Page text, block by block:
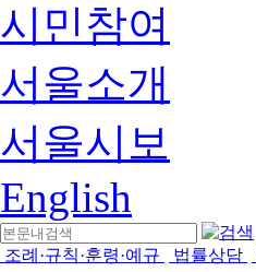
시민참여
서울소개
서울시보
English
조례·규칙·훈령·예규 법률상담